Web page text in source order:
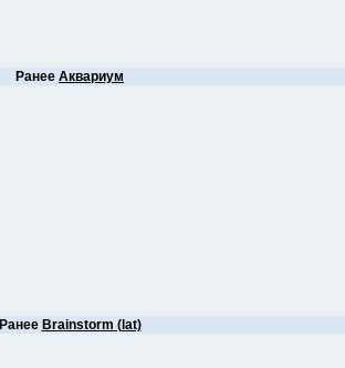
Ранее Аквариум
Ранее Brainstorm (lat)